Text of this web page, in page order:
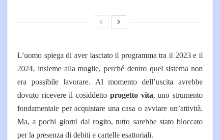
L’uomo spiega di aver lasciato il programma tra il 2023 e il
2024, insieme alla moglie, perché dentro quel sistema non
era possibile lavorare. Al momento dell’uscita avrebbe
dovuto ricevere il cosiddetto progetto vita, uno strumento
fondamentale per acquistare una casa o avviare un’attività.
Ma, a pochi giorni dal rogito, tutto sarebbe stato bloccato
per la presenza di debiti e cartelle esattoriali.